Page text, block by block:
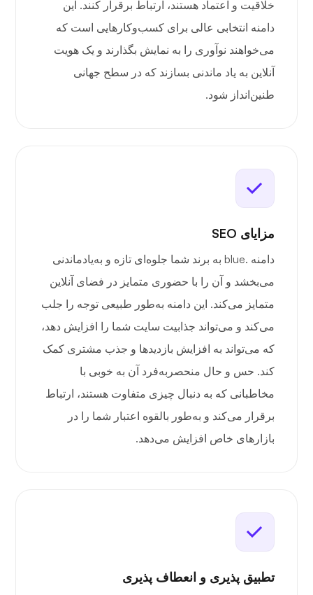
خلاقیت و اعتماد هستند، ارتباط برقرار کنند. این
دامنه انتخابی عالی برای کسب‌وکارهایی است که
می‌خواهند نوآوری را به نمایش بگذارند و یک هویت
آنلاین به یاد ماندنی بسازند که در سطح جهانی
طنین‌انداز شود.
مزایای SEO
دامنه .blue به برند شما جلوه‌ای تازه و به‌یادماندنی
می‌بخشد و آن را با حضوری متمایز در فضای آنلاین
متمایز می‌کند. این دامنه به‌طور طبیعی توجه را جلب
می‌کند و می‌تواند جذابیت سایت شما را افزایش دهد،
که می‌تواند به افزایش بازدیدها و جذب مشتری کمک
کند. حس و حال منحصربه‌فرد آن به خوبی با
مخاطبانی که به دنبال چیزی متفاوت هستند، ارتباط
برقرار می‌کند و به‌طور بالقوه اعتبار شما را در
بازارهای خاص افزایش می‌دهد.
تطبیق پذیری و انعطاف پذیری